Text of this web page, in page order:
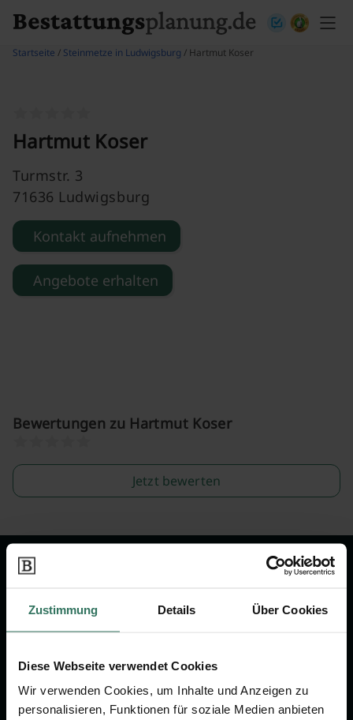
Zustimmung Details Über Cookies
Diese Webseite verwendet Cookies
Wir verwenden Cookies, um Inhalte und Anzeigen zu
personalisieren, Funktionen für soziale Medien anbieten
Startseite / Steinmetze in Ludwigsburg / Hartmut Koser
Hartmut Koser
Turmstr. 3
71636 Ludwigsburg
Kontakt aufnehmen
Angebote erhalten
Bewertungen zu Hartmut Koser
Jetzt bewerten
Wir sind Ihr Ansprechpartner rund
um das Thema Bestattung &
Vorsorge.
Jetzt beraten lassen